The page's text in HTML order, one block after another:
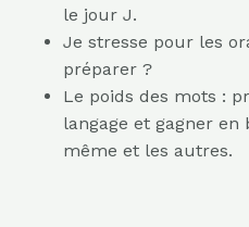
le jour J.
Je stresse pour les
préparer ?
Le poids des mots :
langage et gagner en
même et les autres.